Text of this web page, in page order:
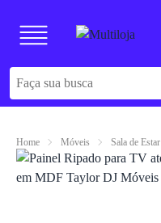
Home Móveis Sala de Estar